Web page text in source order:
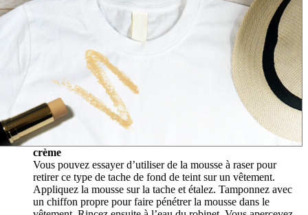
crème
Vous pouvez essayer d’utiliser de la mousse à raser pour
retirer ce type de tache de fond de teint sur un vêtement.
Appliquez la mousse sur la tache et étalez. Tamponnez avec
un chiffon propre pour faire pénétrer la mousse dans le